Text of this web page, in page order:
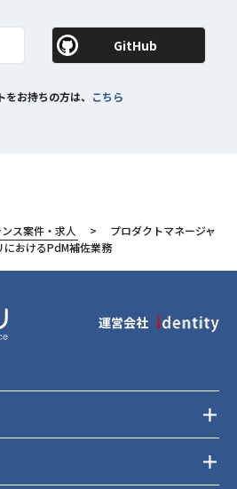
GitHub
をお持ちの方は、 こちら
ス案件・求人
プロダクトマネージャ
おけるPdM補佐業務
運営会社